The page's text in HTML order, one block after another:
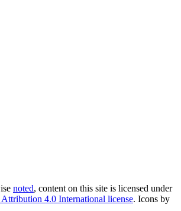
noted, content on this site is licensed under
4.0 International license. Icons by